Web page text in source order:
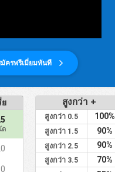
มัครพรีเมี่ยมทันที
ย
ด
สูงกว่า +
สูงกว่า 0.5 100%
สูงกว่า 1.5 90%
สูงกว่า 2.5 90%
สูงกว่า 3.5 70%